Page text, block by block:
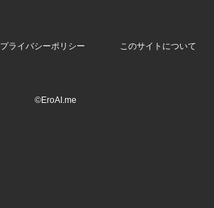
プライバシーポリシー このサイトについて
©EroAI.me